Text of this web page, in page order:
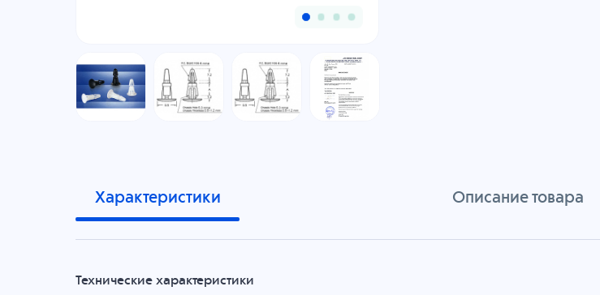
Характеристики Описание товара
Технические характеристики